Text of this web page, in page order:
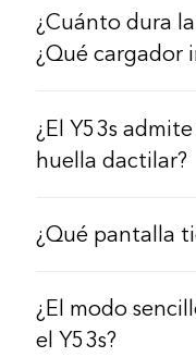
¿Cuánto dura
¿Qué cargador
¿El Y53s
huella dactilar?
¿Qué pantalla
¿El modo
el Y53s?